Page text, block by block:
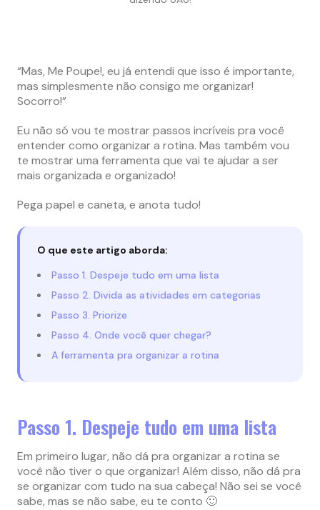
“Mas, Me Poupe!, eu já entendi que isso é importante,
mas simplesmente não consigo me organizar!
Socorro!”
Eu não só vou te mostrar passos incríveis pra você
entender como organizar a rotina. Mas também vou
te mostrar uma ferramenta que vai te ajudar a ser
mais organizada e organizado!
Pega papel e caneta, e anota tudo!
O que este artigo aborda:
Passo 1. Despeje tudo em uma lista
Passo 2. Divida as atividades em categorias
Passo 3. Priorize
Passo 4. Onde você quer chegar?
A ferramenta pra organizar a rotina
Passo 1. Despeje tudo em uma lista
Em primeiro lugar, não dá pra organizar a rotina se
você não tiver o que organizar! Além disso, não dá pra
se organizar com tudo na sua cabeça! Não sei se você
sabe, mas se não sabe, eu te conto 🙂